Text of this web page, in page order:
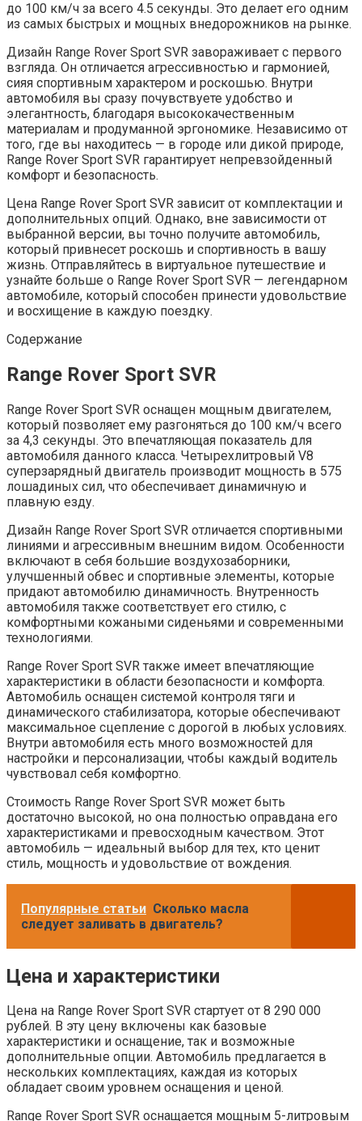
до 100 км/ч за всего 4.5 секунды. Это делает его одним
из самых быстрых и мощных внедорожников на рынке.
Дизайн Range Rover Sport SVR завораживает с первого
взгляда. Он отличается агрессивностью и гармонией,
сияя спортивным характером и роскошью. Внутри
автомобиля вы сразу почувствуете удобство и
элегантность, благодаря высококачественным
материалам и продуманной эргономике. Независимо от
того, где вы находитесь — в городе или дикой природе,
Range Rover Sport SVR гарантирует непревзойденный
комфорт и безопасность.
Цена Range Rover Sport SVR зависит от комплектации и
дополнительных опций. Однако, вне зависимости от
выбранной версии, вы точно получите автомобиль,
который привнесет роскошь и спортивность в вашу
жизнь. Отправляйтесь в виртуальное путешествие и
узнайте больше о Range Rover Sport SVR — легендарном
автомобиле, который способен принести удовольствие
и восхищение в каждую поездку.
Содержание
Range Rover Sport SVR
Range Rover Sport SVR оснащен мощным двигателем,
который позволяет ему разгоняться до 100 км/ч всего
за 4,3 секунды. Это впечатляющая показатель для
автомобиля данного класса. Четырехлитровый V8
суперзарядный двигатель производит мощность в 575
лошадиных сил, что обеспечивает динамичную и
плавную езду.
Дизайн Range Rover Sport SVR отличается спортивными
линиями и агрессивным внешним видом. Особенности
включают в себя большие воздухозаборники,
улучшенный обвес и спортивные элементы, которые
придают автомобилю динамичность. Внутренность
автомобиля также соответствует его стилю, с
комфортными кожаными сиденьями и современными
технологиями.
Range Rover Sport SVR также имеет впечатляющие
характеристики в области безопасности и комфорта.
Автомобиль оснащен системой контроля тяги и
динамического стабилизатора, которые обеспечивают
максимальное сцепление с дорогой в любых условиях.
Внутри автомобиля есть много возможностей для
настройки и персонализации, чтобы каждый водитель
чувствовал себя комфортно.
Стоимость Range Rover Sport SVR может быть
достаточно высокой, но она полностью оправдана его
характеристиками и превосходным качеством. Этот
автомобиль — идеальный выбор для тех, кто ценит
стиль, мощность и удовольствие от вождения.
Популярные статьи Сколько масла
следует заливать в двигатель?
Цена и характеристики
Цена на Range Rover Sport SVR стартует от 8 290 000
рублей. В эту цену включены как базовые
характеристики и оснащение, так и возможные
дополнительные опции. Автомобиль предлагается в
нескольких комплектациях, каждая из которых
обладает своим уровнем оснащения и ценой.
Range Rover Sport SVR оснащается мощным 5-литровым